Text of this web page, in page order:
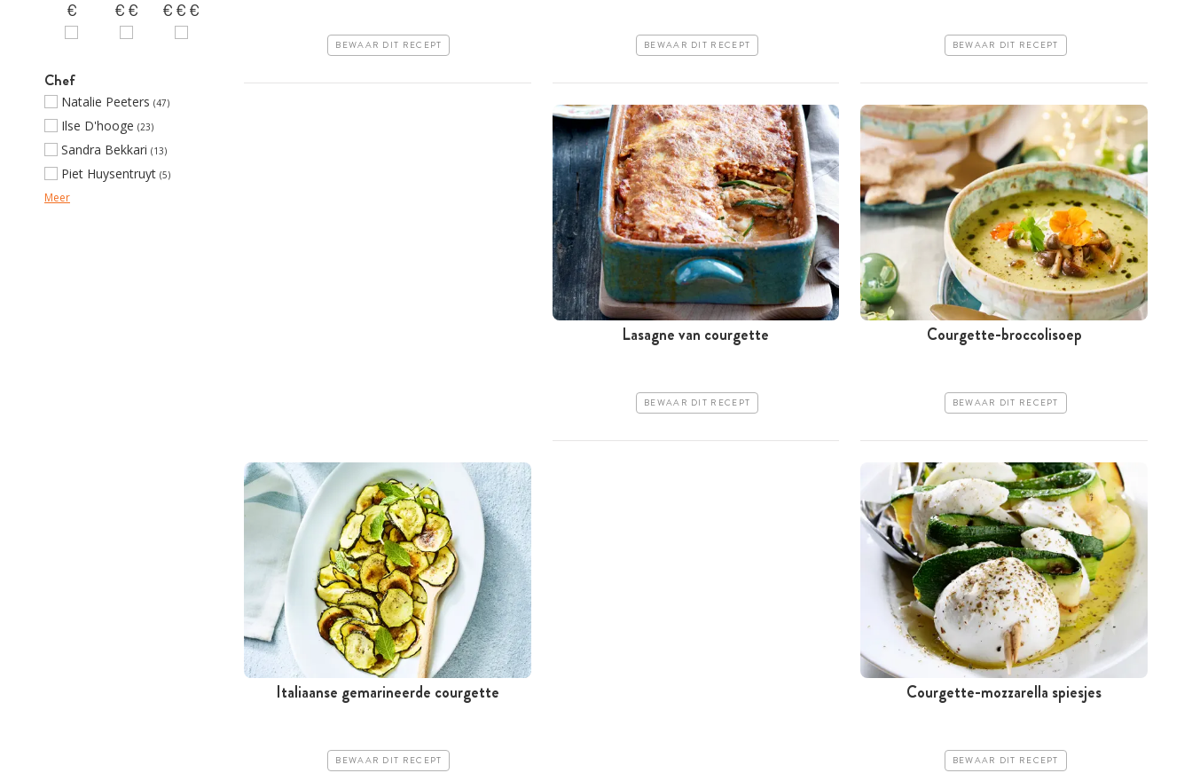
Chef
Natalie Peeters (47)
Ilse D'hooge (23)
Sandra Bekkari (13)
Piet Huysentruyt (5)
Meer
BEWAAR DIT RECEPT BEWAAR DIT RECEPT BEWAAR DIT RECEPT
Lasagne van courgette
BEWAAR DIT RECEPT
Courgette-broccolisoep
BEWAAR DIT RECEPT
Italiaanse gemarineerde courgette
BEWAAR DIT RECEPT
Courgette-mozzarella spiesjes
BEWAAR DIT RECEPT